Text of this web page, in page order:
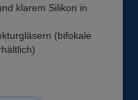
klarem Silikon in
(bifokale